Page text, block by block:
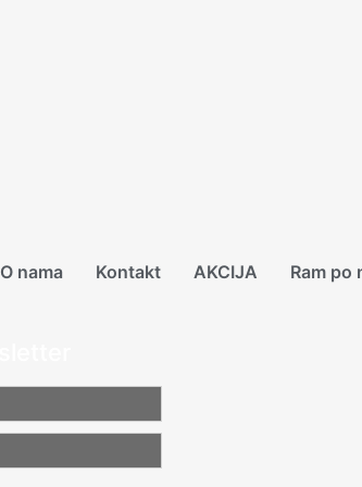
O nama Kontakt AKCIJA Ram po